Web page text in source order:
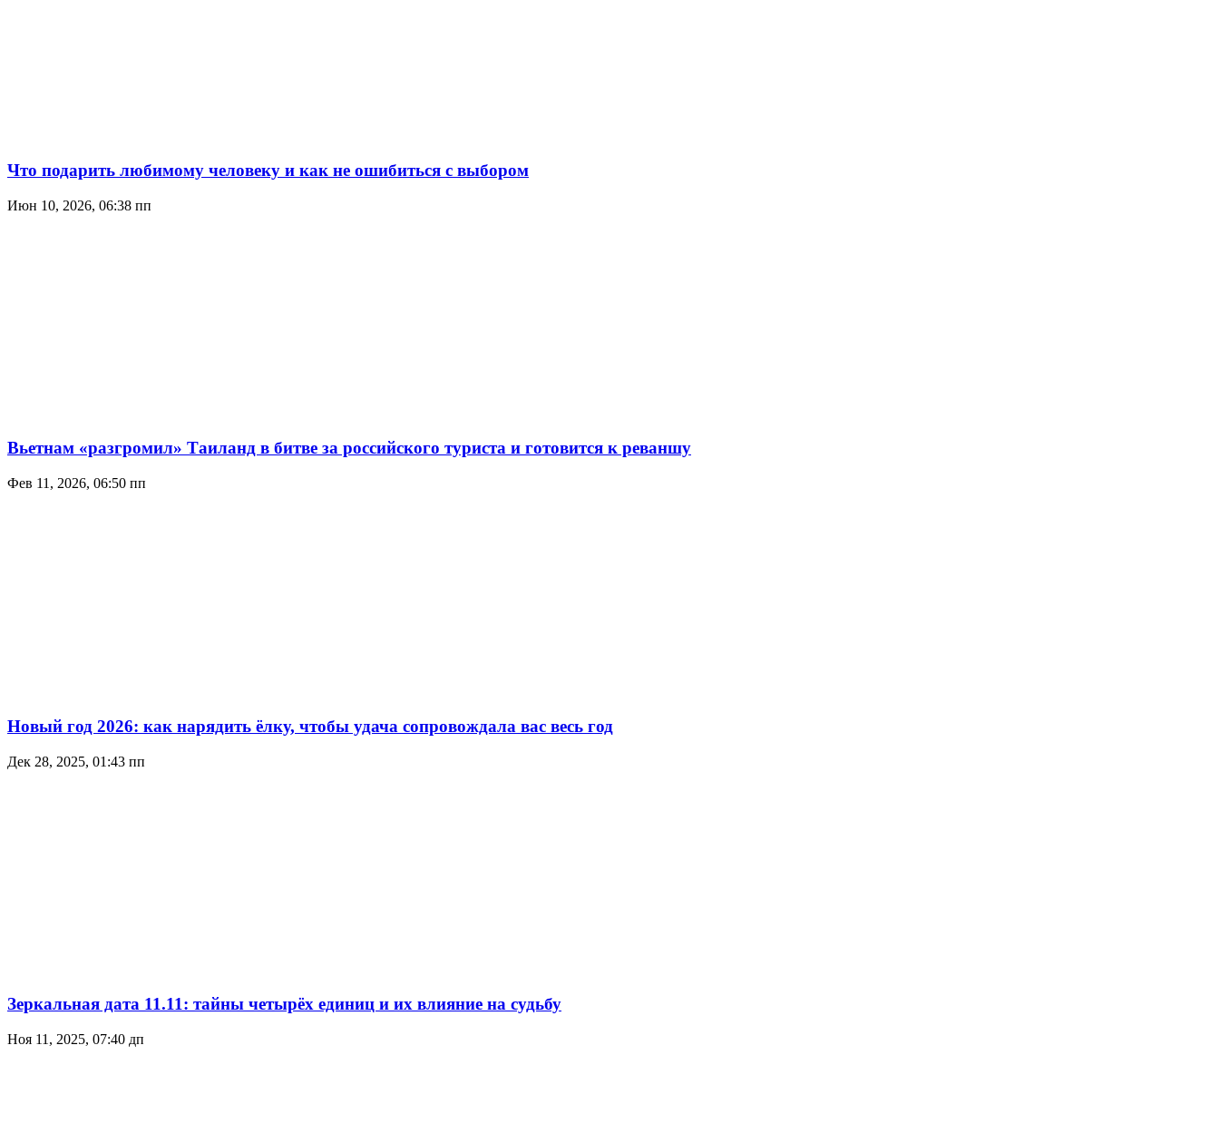
Что подарить любимому человеку и как не ошибиться с выбором
Июн 10, 2026, 06:38 пп
Вьетнам «разгромил» Таиланд в битве за российского туриста и готовится к реваншу
Фев 11, 2026, 06:50 пп
Новый год 2026: как нарядить ёлку, чтобы удача сопровождала вас весь год
Дек 28, 2025, 01:43 пп
Зеркальная дата 11.11: тайны четырёх единиц и их влияние на судьбу
Ноя 11, 2025, 07:40 дп